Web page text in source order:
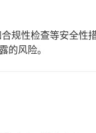
规性检查等安全性
的风险。